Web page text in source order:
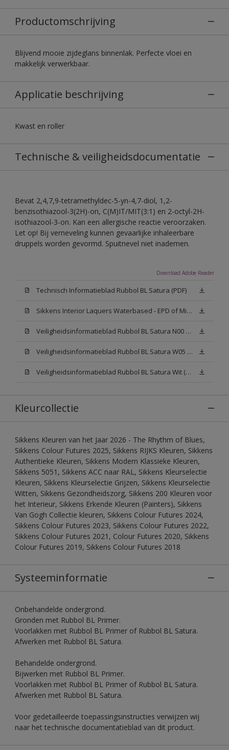
Productomschrijving
Blijvend mooie zijdeglans binnenlak. Perfecte vloei en
makkelijk verwerkbaar.
Applicatie beschrijving
Kwast en roller
Technische & veiligheidsdocumentatie
Bevat 2,4,7,9-tetramethyldec-5-yn-4,7-diol, 1,2-
benzisothiazool-3(2H)-on, C(M)IT/MIT(3:1) en 2-octyl-2H-
isothiazool-3-on. Kan een allergische reactie veroorzaken.
Let op! Bij verneveling kunnen gevaarlijke inhaleerbare
druppels worden gevormd. Spuitnevel niet inademen.
Download Adobe Reader
Technisch Informatieblad Rubbol BL Satura (PDF)
Sikkens Interior Laquers Waterbased - EPD of Milieuproductverklaring
Veiligheidsinformatieblad Rubbol BL Satura N00 (MSDS)
Veiligheidsinformatieblad Rubbol BL Satura W05 (MSDS)
Veiligheidsinformatieblad Rubbol BL Satura Wit (MSDS)
Kleurcollectie
Sikkens Kleuren van het Jaar 2026 - The Rhythm of Blues,
Sikkens Colour Futures 2025, Sikkens RIJKS Kleuren, Sikkens
Authentieke Kleuren, Sikkens Modern Klassieke Kleuren,
Sikkens 5051, Sikkens ACC naar RAL, Sikkens Kleurselectie
Kleuren, Sikkens Kleurselectie Grijzen, Sikkens Kleurselectie
Witten, Sikkens Gezondheidszorg, Sikkens 200 Kleuren voor
het Interieur, Sikkens Erkende Kleuren (Painters), Sikkens
Van Gogh Collectie kleuren, Sikkens Colour Futures 2024,
Sikkens Colour Futures 2023, Sikkens Colour Futures 2022,
Sikkens Colour Futures 2021, Colour Futures 2020, Sikkens
Colour Futures 2019, Sikkens Colour Futures 2018
Systeeminformatie
Onbehandelde ondergrond.
Gronden met Rubbol BL Primer.
Voorlakken met Rubbol BL Primer of Rubbol BL Satura.
Afwerken met Rubbol BL Satura.
Behandelde ondergrond.
Bijwerken met Rubbol BL Primer.
Voorlakken met Rubbol BL Primer of Rubbol BL Satura.
Afwerken met Rubbol BL Satura.
Voor gedetailleerde toepassingsinstructies verwijzen wij
naar het technische documentatieblad van dit product.